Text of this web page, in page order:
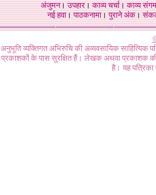
अंजुमन।उपहार।काव्य चर्चा।काव्य संगम
नई हवा। पाठकनामा। पुराने अंक।
अनुभूति व्यक्तिगत अभिरुचि की अव्यवसायिक
प्रकाशकों के पास सुरक्षित हैं। लेखक अथवा प्रकाशक की
है। यह पत्रिका